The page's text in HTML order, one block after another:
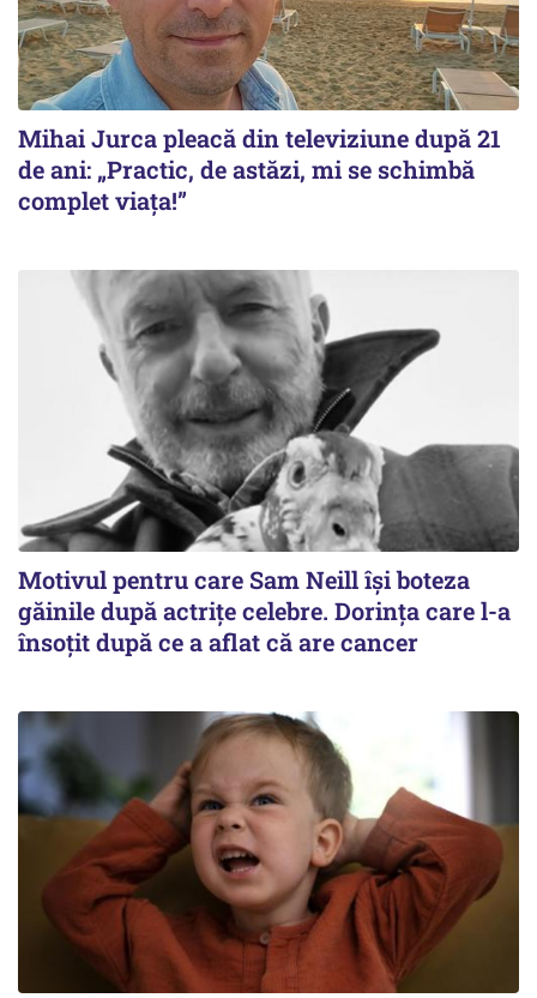
Mihai Jurca pleacă din televiziune după 21
de ani: „Practic, de astăzi, mi se schimbă
complet viața!”
Motivul pentru care Sam Neill își boteza
găinile după actrițe celebre. Dorința care l-a
însoțit după ce a aflat că are cancer